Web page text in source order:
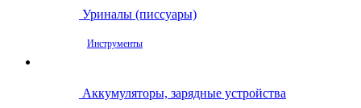
Уриналы (писсуары)
Инструменты
Аккумуляторы, зарядные устройства